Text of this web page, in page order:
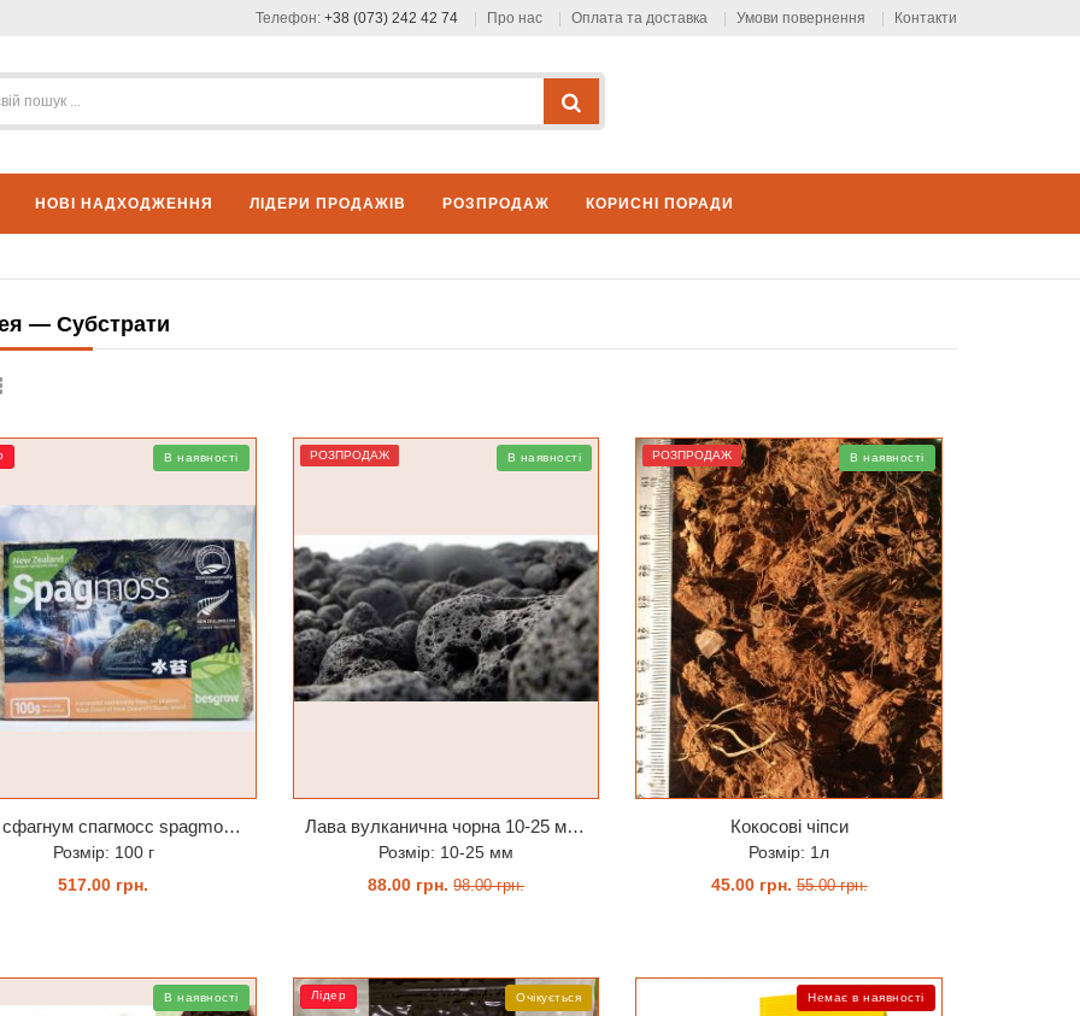
Телефон: +38 (073) 242 42 74 Про нас Оплата та доставка Умови повернення Контакти
НОВІ НАДХОДЖЕННЯ ЛІДЕРИ ПРОДАЖІВ РОЗПРОДАЖ КОРИСНІ ПОРАДИ
— Субстрати
В наявності
Мох сфагнум спагмосс spagmoss besgrow прессований новозеландський. Заводське пакування 100 грамм
Розмір: 100 г
517.00 грн.
РОЗПРОДАЖ В наявності
Лава вулканична чорна 10-25 мм 1 л
Розмір: 10-25 мм
88.00 грн. 98.00 грн.
КУПИТИ
РОЗПРОДАЖ В наявності
Кокосові чіпси
Розмір: 1л
45.00 грн. 55.00 грн.
КУПИТИ
В наявності Лідер Очікується Немає в наявності